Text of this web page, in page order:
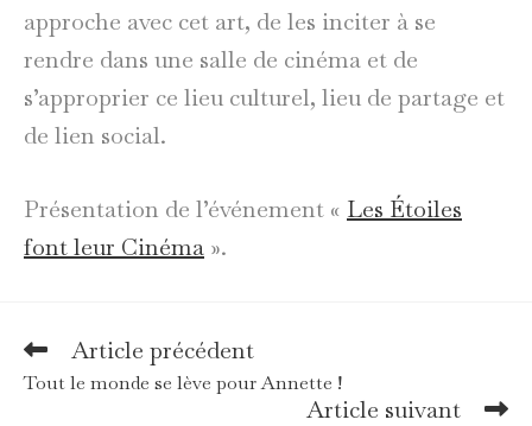
approche avec cet art, de les inciter à se
rendre dans une salle de cinéma et de
s’approprier ce lieu culturel, lieu de partage et
de lien social.
Présentation de l’événement « Les Étoiles
font leur Cinéma ».
Read
more
articles
Article précédent
Tout le monde se lève pour Annette !
Article suivant